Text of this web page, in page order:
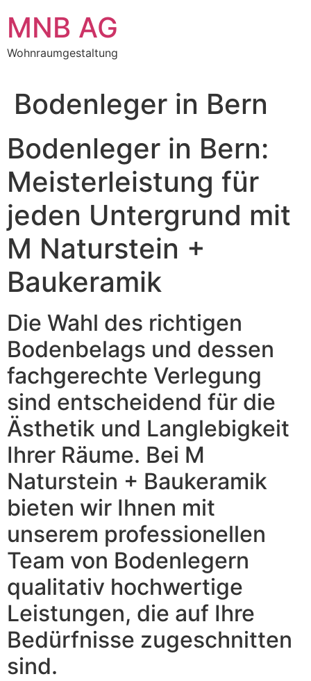
Inhalt
springen
MNB AG
Wohnraumgestaltung
Bodenleger in Bern
Bodenleger in Bern:
Meisterleistung für
jeden Untergrund mit
M Naturstein +
Baukeramik
Die Wahl des richtigen
Bodenbelags und dessen
fachgerechte Verlegung
sind entscheidend für die
Ästhetik und Langlebigkeit
Ihrer Räume. Bei M
Naturstein + Baukeramik
bieten wir Ihnen mit
unserem professionellen
Team von Bodenlegern
qualitativ hochwertige
Leistungen, die auf Ihre
Bedürfnisse zugeschnitten
sind.